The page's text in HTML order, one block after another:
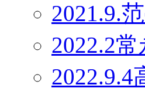
2021.9.
2022.2
2022.9.4